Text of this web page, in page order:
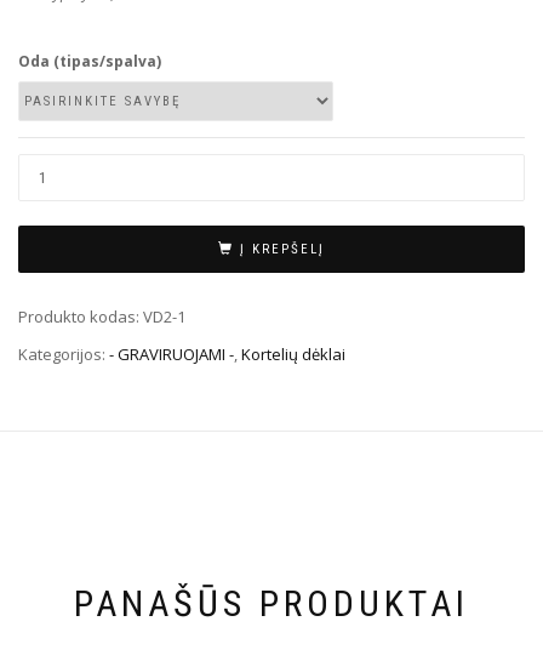
Oda (tipas/spalva)
Į KREPŠELĮ
Produkto kodas: VD2-1
Kategorijos: - GRAVIRUOJAMI -,Kortelių dėklai
PANAŠŪS PRODUKTAI